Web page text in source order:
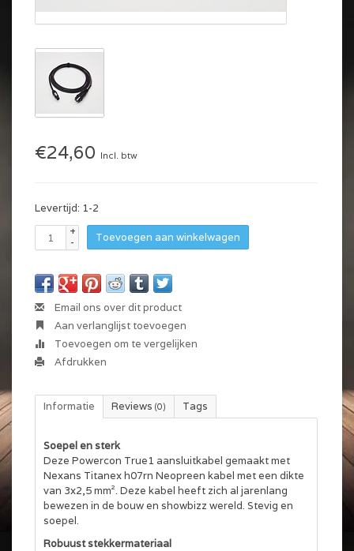
€24,60 Incl. btw
Levertijd: 1-2
+
-
Toevoegen aan winkelwagen
Email ons over dit product
Aan verlanglijst toevoegen
Toevoegen om te vergelijken
Afdrukken
Informatie Reviews (0) Tags
Soepel en sterk
Deze Powercon True1 aansluitkabel gemaakt met
Nexans Titanex h07rn Neopreen kabel met een dikte
van 3x2,5 mm². Deze kabel heeft zich al jarenlang
bewezen in de bouw en showbizz wereld. Stevig en
soepel.
Robuust stekkermateriaal